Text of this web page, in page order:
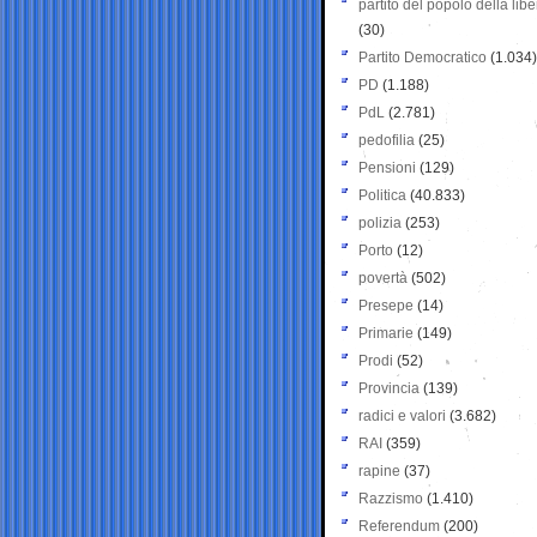
partito del popolo della
(30)
Partito Democratico (1.034)
PD (1.188)
PdL (2.781)
pedofilia (25)
Pensioni (129)
Politica (40.833)
polizia (253)
Porto (12)
povertà (502)
Presepe (14)
Primarie (149)
Prodi (52)
Provincia (139)
radici e valori (3.682)
RAI (359)
rapine (37)
Razzismo (1.410)
Referendum (200)